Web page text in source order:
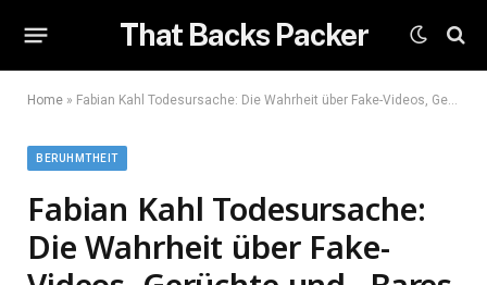
That Backs Packer
Home » Fabian Kahl Todesursache: Die Wahrheit über Fake-Videos, Gerüchte und „Bares für Rares“
BERUHMTHEIT
Fabian Kahl Todesursache:
Die Wahrheit über Fake-